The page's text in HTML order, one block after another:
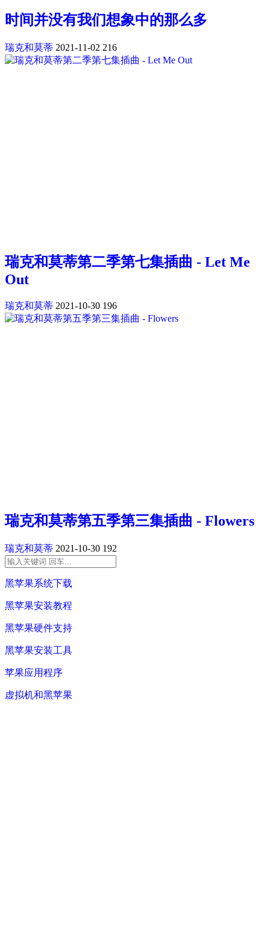
时间并没有我们想象中的那么多
瑞克和莫蒂 2021-11-02 216
瑞克和莫蒂第二季第七集插曲 - Let Me
Out
瑞克和莫蒂 2021-10-30 196
瑞克和莫蒂第五季第三集插曲 - Flowers
瑞克和莫蒂 2021-10-30 192
黑苹果系统下载
黑苹果安装教程
黑苹果硬件支持
黑苹果安装工具
苹果应用程序
虚拟机和黑苹果